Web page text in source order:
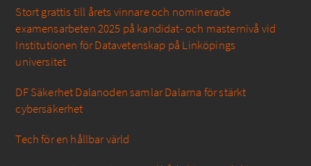
Stort grattis till årets vinnare och nominerade
examensarbeten 2025 på kandidat- och masternivå vid
Institutionen för Datavetenskap på Linköpings
universitet
DF Säkerhet Dalanoden samlar Dalarna för stärkt
cybersäkerhet
Tech för en hållbar värld